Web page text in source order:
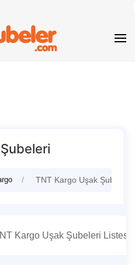
TNT Kargo Uşak Şubeleri
Kargo Uşak Şubeleri Listesi